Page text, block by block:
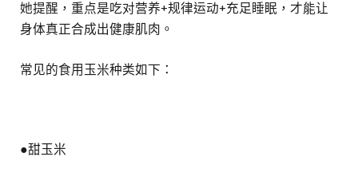
她提醒，重点是吃对营养+规律运动+充足睡眠，才能让
身体真正合成出健康肌肉。
常见的食用玉米种类如下：
●甜玉米